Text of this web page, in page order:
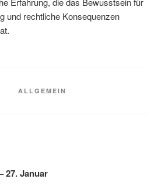
und rechtliche Konsequenzen
KATEGORIEN
ALLGEMEIN
27. Januar